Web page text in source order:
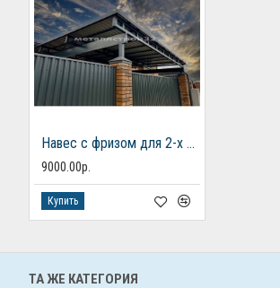
Навес с фризом для 2-х автомобилей
9000.00р.
Купить
ТА ЖЕ КАТЕГОРИЯ